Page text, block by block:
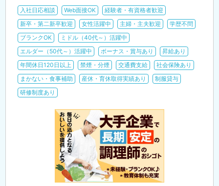
入社日応相談 Web面接OK
経験者・有資格者歓迎
新卒・第二新卒歓迎
女性活躍中 主婦・主夫歓迎
学歴不問
ブランクOK
ミドル（40代～）活躍中
エルダー（50代～）活躍中
ボーナス・賞与あり
昇給あり
年間休日120日以上
禁煙・分煙 交通費支給
社会保険あり
まかない・食事補助
産休・育休取得実績あり
制服貸与
研修制度あり